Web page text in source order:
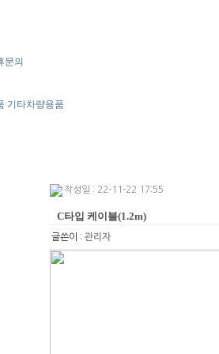
문의
기타차량용품
작성일 : 22-11-22 17:55
C타입 케이블(1.2m)
글쓴이 :관리자